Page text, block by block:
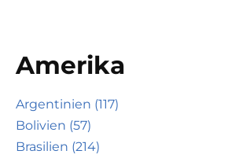
Amerika
Argentinien (117)
Bolivien (57)
Brasilien (214)